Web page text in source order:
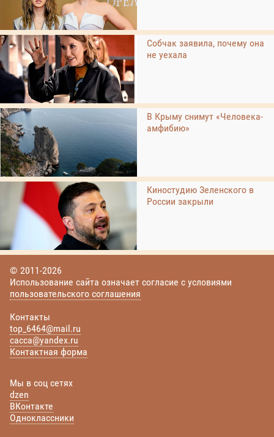
Собчак заявила, почему она
не уехала
В Крыму снимут «Человека-
амфибию»
Киностудию Зеленского в
России закрыли
© 2011-2026
Использование сайта означает согласие с условиями
пользовательского соглашения
Контакты
top_6464@mail.ru
cacca@yandex.ru
Контактная форма
Мы в соц сетях
dzen
ВКонтакте
Одноклассники